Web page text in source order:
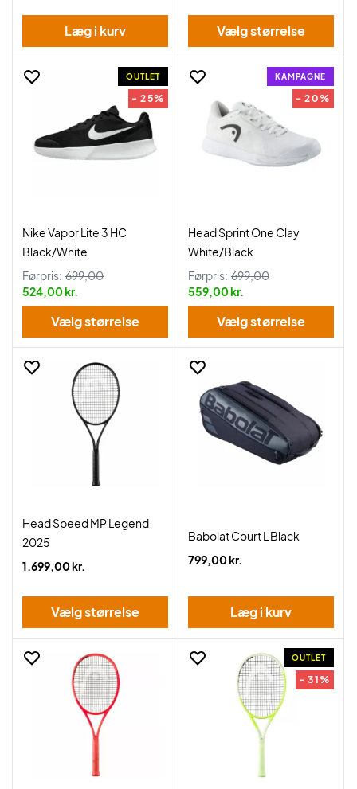
Læg i kurv Vælg størrelse
OUTLET
- 25%
Nike Vapor Lite 3 HC
Black/White
Førpris: 699,00
524,00 kr.
Vælg størrelse
KAMPAGNE
- 20%
Head Sprint One Clay
White/Black
Førpris: 699,00
559,00 kr.
Vælg størrelse
Head Speed MP Legend
2025
1.699,00 kr.
Vælg størrelse
Babolat Court L Black
799,00 kr.
Læg i kurv
OUTLET
- 31%